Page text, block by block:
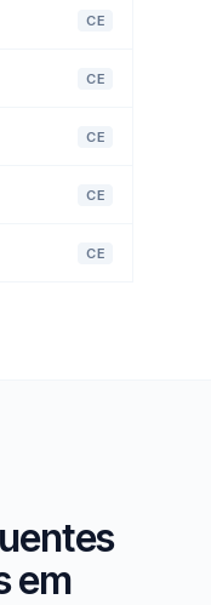
CE
CE
CE
CE
CE
em